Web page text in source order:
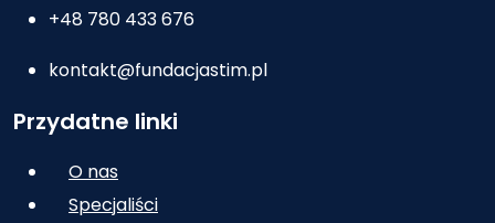
+48 780 433 676
kontakt@fundacjastim.pl
Przydatne linki
O nas
Specjaliści